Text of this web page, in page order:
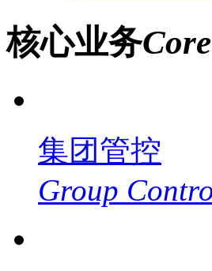
核心业务
集团管控
Group